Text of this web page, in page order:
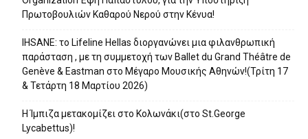
Πρωτοβουλιών Καθαρού Νερού στην Κένυα!
IHSANE: το Lifeline Hellas διοργανώνει μια φιλανθρωπική
παράσταση , με τη συμμετοχή των Ballet du Grand Théâtre de
Genève & Eastman στο Μέγαρο Μουσικής Αθηνών!(Τρίτη 17
& Τετάρτη 18 Μαρτίου 2026)
Η Ίμπιζα μετακομίζει στο Κολωνάκι(στο St.George
Lycabettus)!